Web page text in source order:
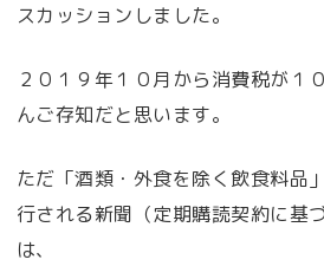
スカッションしました。
２０１９年１０月から消費税が１
んご存知だと思います。
ただ「酒類・外食を除く飲食料品
行される新聞（定期購読契約に基
は、